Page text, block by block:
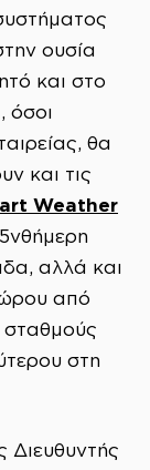
ουσία
και στο
όσοι
θα
και τις
Weather
αλλά και
από
στη
Διευθυντής